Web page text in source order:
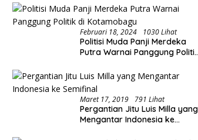
Saat Lakukan Pengukuran
Februari 18, 2024 1030 Lihat
Politisi Muda Panji Merdeka
Putra Warnai Panggung
Maret 17, 2019 791 Lihat
Pergantian Jitu Luis Milla yang
Mengantar Indonesia ke